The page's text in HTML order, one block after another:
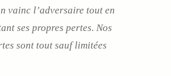
vainc l’adversaire tout en
ses propres pertes. Nos
sont tout sauf limitées